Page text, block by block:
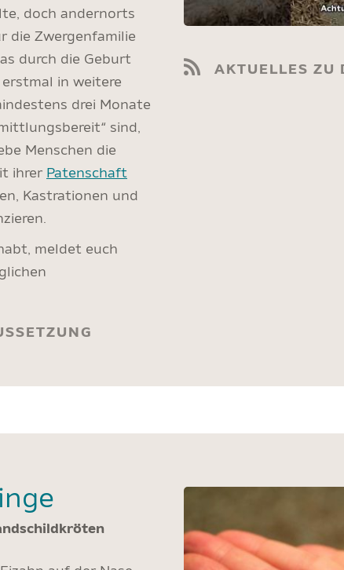
doch andernorts
die Zwergenfamilie
durch die Geburt
in weitere
drei Monate
sind,
Menschen die
ihrer Patenschaft
Kastrationen und
meldet euch
AKTUELLES ZU